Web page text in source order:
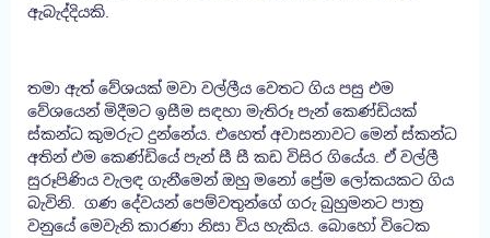
ඇබැද්දියකි.
තමා ඇත් වේශයක් මවා වල්ලීය වෙතට ගිය පසු එම
වේශයෙන් මිදීමට ඉසීම සඳහා මැතිරූ පැන් කෙණ්ඩියක්
ස්කන්ධ කුමරුට දුන්නේය. එහෙත් අවාසනාවට මෙන් ස්කන්ධ
අතින් එම කෙණ්ඩියේ පැන් සී සී කඩ විසිර ගියේය. ඒ වල්ලී
සුරූපිණිය වැලඳ ගැනීමෙන් ඔහු මනෝ ප්‍රේම ලෝකයකට ගිය
බැවිනි. ගණ දේවයන් පෙම්වතුන්ගේ ගරු බුහුමනට පාත්‍ර
වනුයේ මෙවැනි කාරණා නිසා විය හැකිය. බොහෝ විටෙක